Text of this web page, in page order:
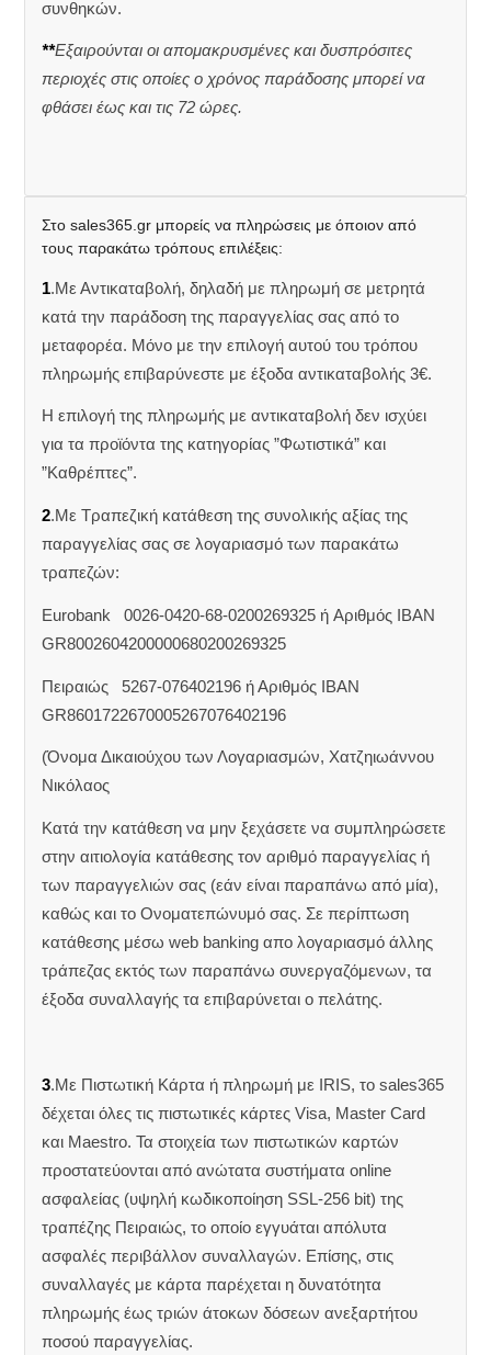
συνθηκών.
**Εξαιρούνται οι απομακρυσμένες και δυσπρόσιτες
περιοχές στις οποίες ο χρόνος παράδοσης μπορεί να
φθάσει έως και τις 72 ώρες.
Στο sales365.gr μπορείς να πληρώσεις με όποιον από
τους παρακάτω τρόπους επιλέξεις:
1.Με Αντικαταβολή, δηλαδή με πληρωμή σε μετρητά
κατά την παράδοση της παραγγελίας σας από το
μεταφορέα. Μόνο με την επιλογή αυτού του τρόπου
πληρωμής επιβαρύνεστε με έξοδα αντικαταβολής 3€.
Η επιλογή της πληρωμής με αντικαταβολή δεν ισχύει
για τα προϊόντα της κατηγορίας ”Φωτιστικά” και
”Καθρέπτες”.
2.Με Τραπεζική κατάθεση της συνολικής αξίας της
παραγγελίας σας σε λογαριασμό των παρακάτω
τραπεζών:
Eurobank 0026-0420-68-0200269325 ή Aριθμός IBAN
GR8002604200000680200269325
Πειραιώς 5267-076402196 ή Αριθμός IBAN
GR8601722670005267076402196
(Όνομα Δικαιούχου των Λογαριασμών, Χατζηιωάννου
Νικόλαος
Κατά την κατάθεση να μην ξεχάσετε να συμπληρώσετε
στην αιτιολογία κατάθεσης τον αριθμό παραγγελίας ή
των παραγγελιών σας (εάν είναι παραπάνω από μία),
καθώς και το Ονοματεπώνυμό σας. Σε περίπτωση
κατάθεσης μέσω web banking απο λογαριασμό άλλης
τράπεζας εκτός των παραπάνω συνεργαζόμενων, τα
έξοδα συναλλαγής τα επιβαρύνεται ο πελάτης.
3.Με Πιστωτική Κάρτα ή πληρωμή με IRIS, το sales365
δέχεται όλες τις πιστωτικές κάρτες Visa, Master Card
και Maestro. Τα στοιχεία των πιστωτικών καρτών
προστατεύονται από ανώτατα συστήματα online
ασφαλείας (υψηλή κωδικοποίηση SSL-256 bit) της
τραπέζης Πειραιώς, το οποίο εγγυάται απόλυτα
ασφαλές περιβάλλον συναλλαγών. Επίσης, στις
συναλλαγές με κάρτα παρέχεται η δυνατότητα
πληρωμής έως τριών άτοκων δόσεων ανεξαρτήτου
ποσού παραγγελίας.